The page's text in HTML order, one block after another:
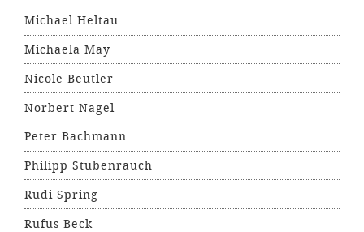
Michael Heltau
Michaela May
Nicole Beutler
Norbert Nagel
Peter Bachmann
Philipp Stubenrauch
Rudi Spring
Rufus Beck